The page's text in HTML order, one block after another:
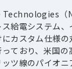
（
給電システム
カスタム仕様
ており、米国
ツ線のパイオニ